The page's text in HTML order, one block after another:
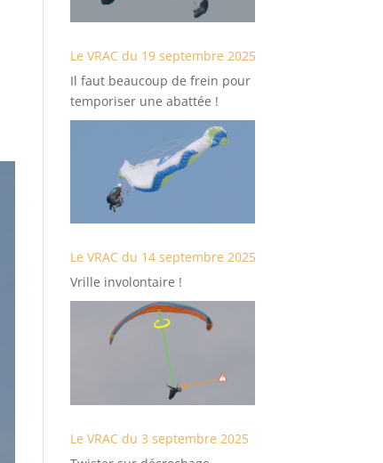
Le VRAC du 19 septembre 2025
Il faut beaucoup de frein pour
temporiser une abattée !
Le VRAC du 14 septembre 2025
Vrille involontaire !
Le VRAC du 3 septembre 2025